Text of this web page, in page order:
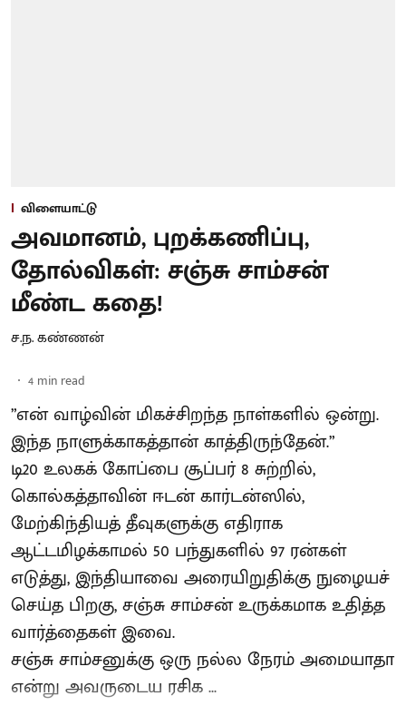
விளையாட்டு
அவமானம், புறக்கணிப்பு,
தோல்விகள்: சஞ்சு சாம்சன்
மீண்ட கதை!
ச.ந. கண்ணன்
4 min read
”என் வாழ்வின் மிகச்சிறந்த நாள்களில் ஒன்று.
இந்த நாளுக்காகத்தான் காத்திருந்தேன்.”
டி20 உலகக் கோப்பை சூப்பர் 8 சுற்றில்,
கொல்கத்தாவின் ஈடன் கார்டன்ஸில்,
மேற்கிந்தியத் தீவுகளுக்கு எதிராக
ஆட்டமிழக்காமல் 50 பந்துகளில் 97 ரன்கள்
எடுத்து, இந்தியாவை அரையிறுதிக்கு நுழையச்
செய்த பிறகு, சஞ்சு சாம்சன் உருக்கமாக உதித்த
வார்த்தைகள் இவை.
சஞ்சு சாம்சனுக்கு ஒரு நல்ல நேரம் அமையாதா
என்று அவருடைய ரசிக ...